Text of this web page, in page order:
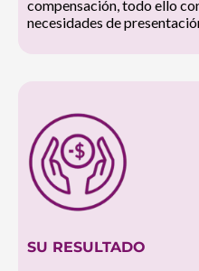
compensación, todo ello
necesidades de
SU RESULTADO